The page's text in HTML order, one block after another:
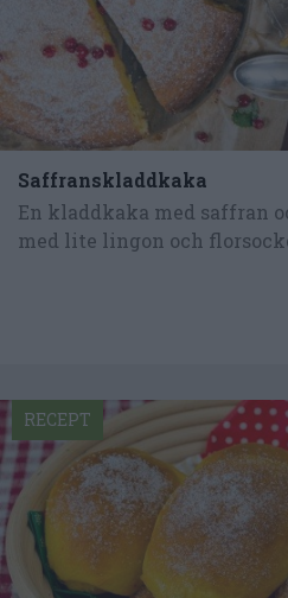
Saffranskladdkaka
En kladdkaka med saffran
med lite lingon och
RECEPT